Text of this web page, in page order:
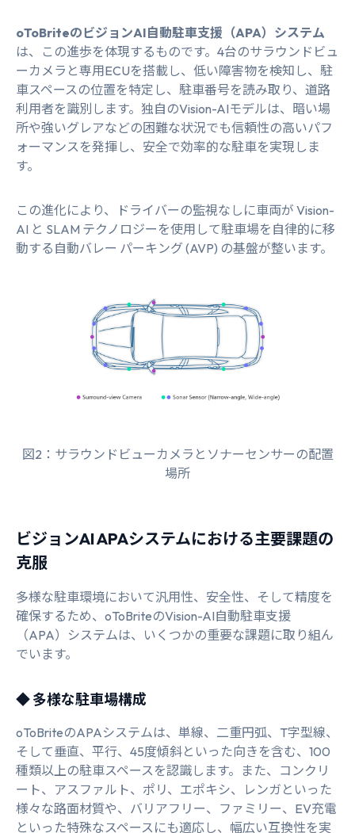
oToBriteのビジョンAI自動駐車支援（APA）システム
は、この進歩を体現するものです。4台のサラウンドビュ
ーカメラと専用ECUを搭載し、低い障害物を検知し、駐
車スペースの位置を特定し、駐車番号を読み取り、道路
利用者を識別します。独自のVision-AIモデルは、暗い場
所や強いグレアなどの困難な状況でも信頼性の高いパフ
ォーマンスを発揮し、安全で効率的な駐車を実現しま
す。
この進化により、ドライバーの監視なしに車両が Vision-
AI と SLAM テクノロジーを使用して駐車場を自律的に移
動する自動バレー パーキング (AVP) の基盤が整います。
図2：サラウンドビューカメラとソナーセンサーの配置
場所
ビジョンAI APAシステムにおける主要課題の
克服
多様な駐車環境において汎用性、安全性、そして精度を
確保するため、oToBriteのVision-AI自動駐車支援
（APA）システムは、いくつかの重要な課題に取り組ん
でいます。
◆ 多様な駐車場構成
oToBriteのAPAシステムは、単線、二重円弧、T字型線、
そして垂直、平行、45度傾斜といった向きを含む、100
種類以上の駐車スペースを認識します。また、コンクリ
ート、アスファルト、ポリ、エポキシ、レンガといった
様々な路面材質や、バリアフリー、ファミリー、EV充電
といった特殊なスペースにも適応し、幅広い互換性を実